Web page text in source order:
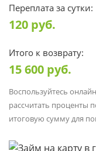
Переплата за сутки:
120 руб.
Итого к возврату:
15 600 руб.
Воспользуйтесь
рассчитать проценты
итоговую сумму для